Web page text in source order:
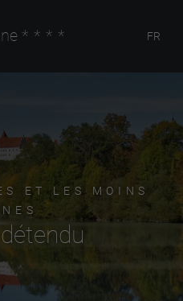
**** FR
ET LES MOINS